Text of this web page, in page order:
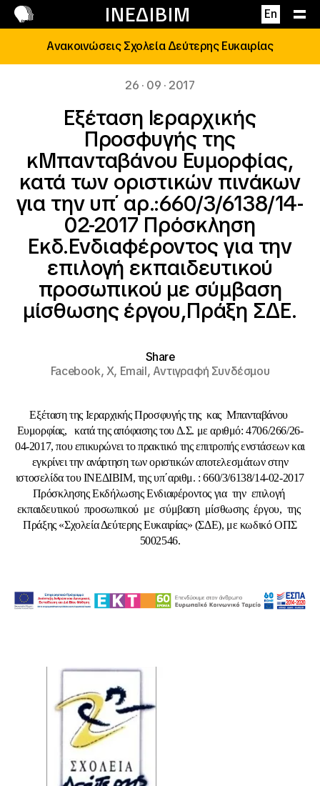
ΙΝΕΔΙΒΙΜ En
Επικοινωνία
Ανακοινώσεις Σχολεία Δεύτερης Ευκαιρίας
26 · 09 · 2017
Εξέταση Ιεραρχικής
Προσφυγής της
κΜπανταβάνου Ευμορφίας,
κατά των οριστικών πινάκων
για την υπ΄ αρ.:660/3/6138/14-
02-2017 Πρόσκληση
Εκδ.Ενδιαφέροντος για την
επιλογή εκπαιδευτικού
προσωπικού με σύμβαση
μίσθωσης έργου,Πράξη ΣΔΕ.
Share
Facebook,X, Email,Αντιγραφή Συνδέσμου
Εξέταση της Ιεραρχικής Προσφυγής της κας Μπανταβάνου
Ευμορφίας, κατά της απόφασης του Δ.Σ. με αριθμό: 4706/266/26-
04-2017, που επικυρώνει το πρακτικό της επιτροπής ενστάσεων και
εγκρίνει την ανάρτηση των οριστικών αποτελεσμάτων στην
ιστοσελίδα του ΙΝΕΔΙΒΙΜ, της υπ΄αριθμ. : 660/3/6138/14-02-2017
Πρόσκλησης Εκδήλωσης Ενδιαφέροντος για την επιλογή
εκπαιδευτικού προσωπικού με σύμβαση μίσθωσης έργου, της
Πράξης «Σχολεία Δεύτερης Ευκαιρίας» (ΣΔΕ), με κωδικό ΟΠΣ
5002546.